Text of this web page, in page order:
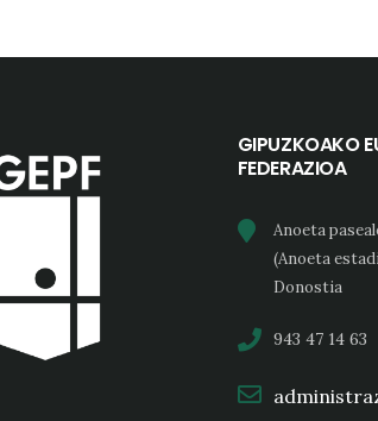
GIPUZKOAKO
FEDERAZIOA
Anoeta
(Anoeta
Donostia
943 47 14 63